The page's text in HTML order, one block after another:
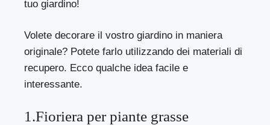
tuo giardino!
Volete decorare il vostro giardino in maniera
originale? Potete farlo utilizzando dei materiali di
recupero. Ecco qualche idea facile e
interessante.
1.Fioriera per piante grasse